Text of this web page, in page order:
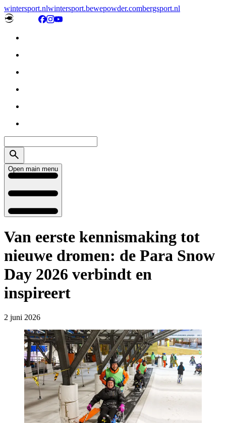
wintersport.nlwintersport.bewepowder.combergsport.nl
Open main menu
Van eerste kennismaking tot
nieuwe dromen: de Para Snow
Day 2026 verbindt en
inspireert
2 juni 2026